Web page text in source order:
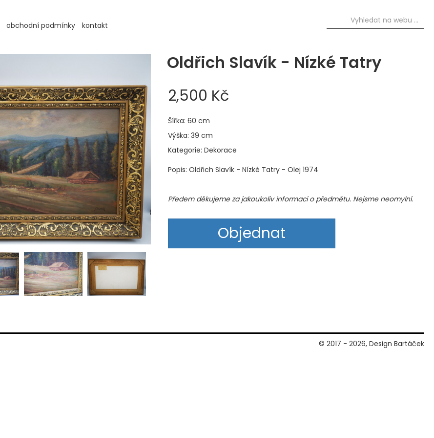
obchodní podmínky kontakt
Oldřich Slavík - Nízké Tatry
2,500 Kč
Šířka: 60 cm
Výška: 39 cm
Kategorie: Dekorace
Popis: Oldřich Slavík - Nízké Tatry - Olej 1974
Předem děkujeme za jakoukoliv informaci o předmětu. Nejsme neomylní.
Objednat
© 2017 - 2026, Design Bartáček